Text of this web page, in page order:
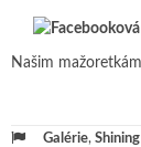
Našim
Galérie,